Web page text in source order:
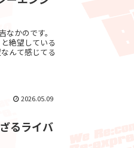
かのです。
絶望している
んて感じてる
2026.05.09
るライバ